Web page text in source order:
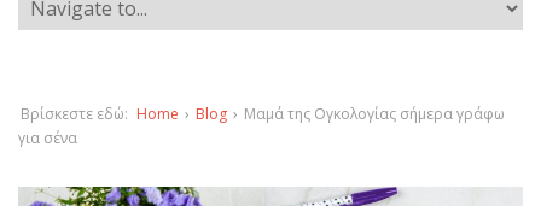
Βρίσκεστε εδώ: Home › Blog › Μαμά της Ογκολογίας σήμερα γράφω
για σένα